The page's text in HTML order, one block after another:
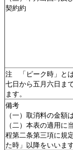
契約約
注 「ピーク時」と
七日から五月六日ま
ます。
備考
（一）取消料の金額
（二）本表の適用
程第二条第三項に規
た時」以降をいいます